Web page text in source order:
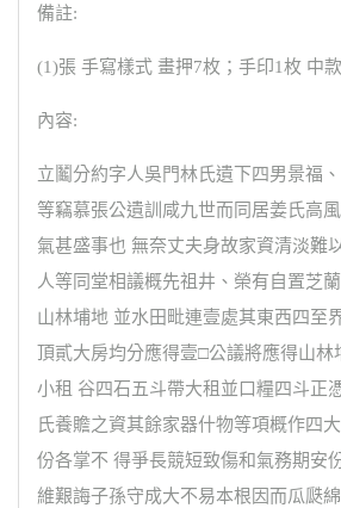
備註:
(1)張 手寫樣式 畫押7枚；手印1枚 中
內容:
立鬮分約字人吳門林氏遺下四男景福
等竊慕張公遺訓咸九世而同居姜氏高
氣甚盛事也 無奈丈夫身故家資清淡難
人等同堂相議概先祖井、榮有自置芝
山林埔地 並水田毗連壹處其東西四至
頂貳大房均分應得壹□公議將應得山
小租 谷四石五斗帶大租並口糧四斗正
氏養贍之資其餘家器什物等項概作四
份各掌不 得爭長競短致傷和氣務期安
維艱誨子孫守成大不易本根因而瓜瓞